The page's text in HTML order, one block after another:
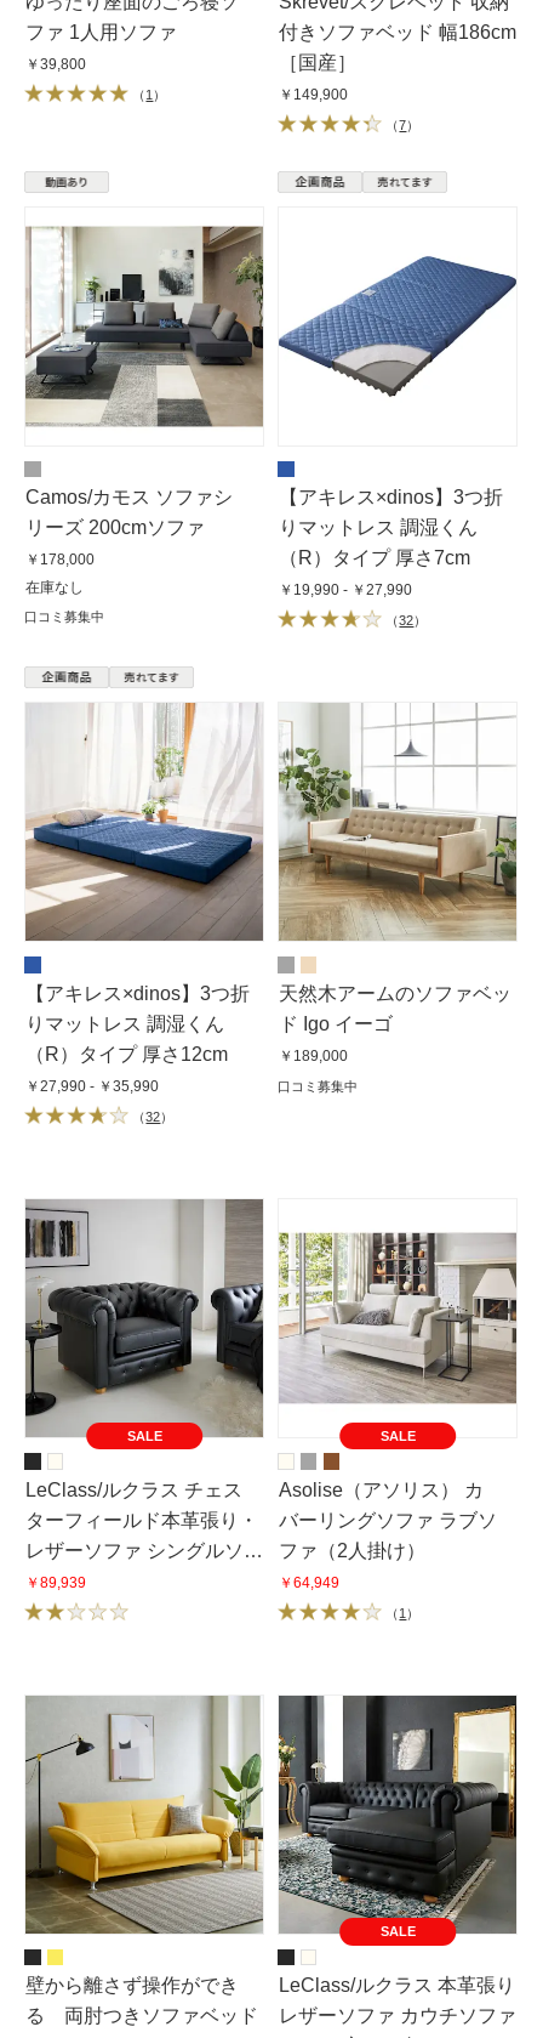
ファ 1人用ソファ
￥39,800
（ 1 ）
付きソファベッド 幅186cm
［国産］
￥149,900
（7）
Camos/カモス ソファシ
リーズ 200cmソファ
￥178,000
在庫なし
口コミ募集中
【アキレス×dinos】3つ折
りマットレス 調湿くん
（R）タイプ 厚さ7cm
￥19,990 - ￥27,990
（32）
【アキレス×dinos】3つ折
りマットレス 調湿くん
（R）タイプ 厚さ12cm
￥27,990 - ￥35,990
（32）
天然木アームのソファベッ
ド Igo イーゴ
￥189,000
口コミ募集中
SALE
LeClass/ルクラス チェス
ターフィールド本革張り・
レザーソファ シングルソ
ファ 1掛けソファ 幅113cm
￥89,939
SALE
Asolise（アソリス） カ
バーリングソファ ラブソ
ファ（2人掛け）
￥64,949
（ 1 ）
壁から離さず操作ができ
る 両肘つきソファベッド
SALE
LeClass/ルクラス 本革張り
レザーソファ カウチソファ